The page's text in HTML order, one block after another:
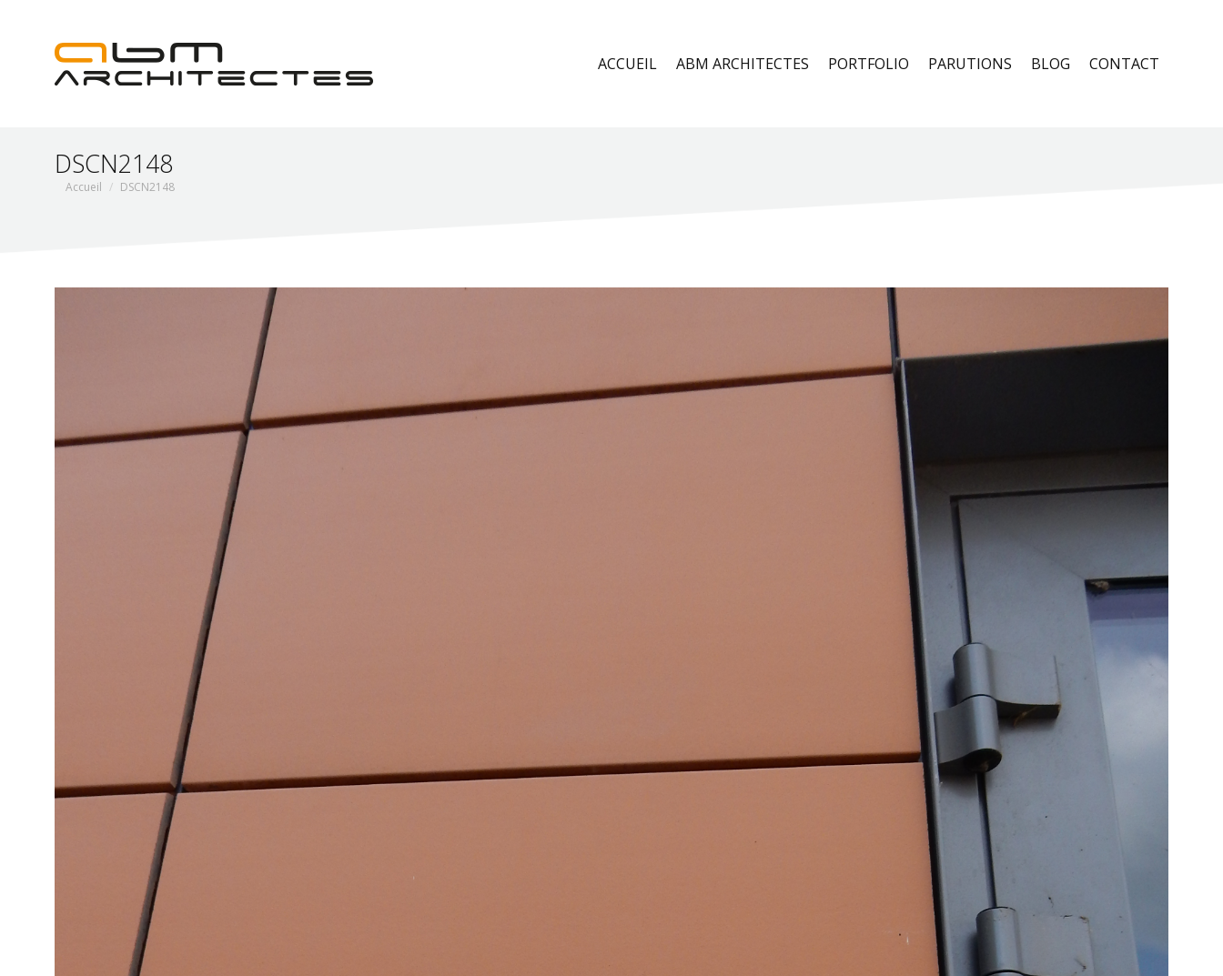
ACCUEIL ABM ARCHITECTES PORTFOLIO PARUTIONS BLOG CONTACT
DSCN2148
Vous êtes ici :
Accueil DSCN2148